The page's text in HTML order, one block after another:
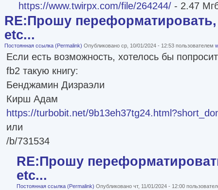
https://www.twirpx.com/file/264244/ - 2.47
RE:Прошу переформатировать,
etc...
Постоянная ссылка (Permalink) Опубликовано ср, 10/01/2024 - 12:53 пользователем
Если есть возможность, хотелось бы
fb2 такую книгу:
Бенджамин Дизраэли
Кирш Адам
https://turbobit.net/
или
/b/731534
RE:Прошу
etc...
Постоянная ссылка (Permalink) Опубликовано чт, 11/01/2024 - 12:00